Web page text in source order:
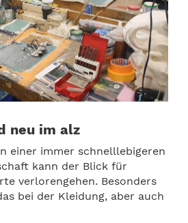
neu im alz
einer immer schnelllebigeren
kann der Blick für
verlorengehen. Besonders
bei der Kleidung, aber auch